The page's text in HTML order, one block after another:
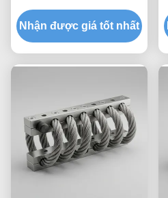
nấm Kháng rửa hóa học
Thép không gỉ
Nhận được giá tốt nhất